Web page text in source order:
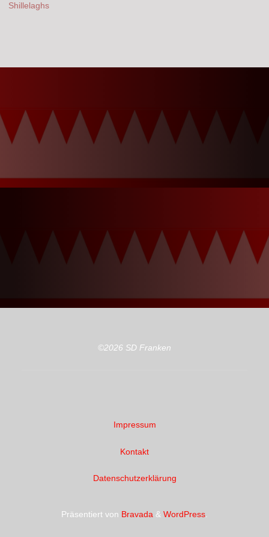
Shillelaghs
©2026 SD Franken
Impressum
Kontakt
Datenschutzerklärung
Präsentiert von Bravada & WordPress